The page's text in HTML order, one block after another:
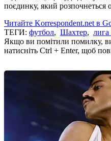
поєдинку, який розпочнеться
Читайте Korrespondent.net в
ТЕГИ: футбол, Шахтер,
Якщо ви помітили помилку,
натисніть Ctrl + Enter, щоб